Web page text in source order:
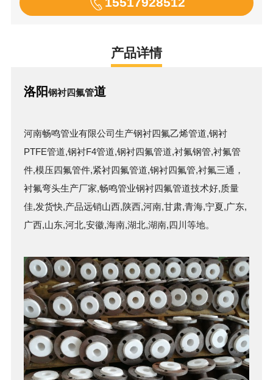
产品详情
洛阳钢衬四氟管道
河南畅鸣管业有限公司生产钢衬四氟乙烯管道,钢衬
PTFE管道,钢衬F4管道,钢衬四氟管道,衬氟钢管,衬氟管
件,模压四氟管件,紧衬四氟管道,钢衬四氟管,衬氟三通 ，
衬氟弯头生产厂家,畅鸣管业钢衬四氟管道技术好,质量
佳,发货快,产品远销山西,陕西,河南,甘肃,青海,宁夏,广东,
广西,山东,河北,安徽,海南,湖北,湖南,四川等地。